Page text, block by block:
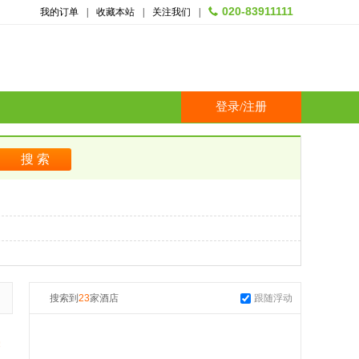
我的订单 收藏本站 关注我们 020-83911111
登录/注册
搜索到 23家酒店 跟随浮动